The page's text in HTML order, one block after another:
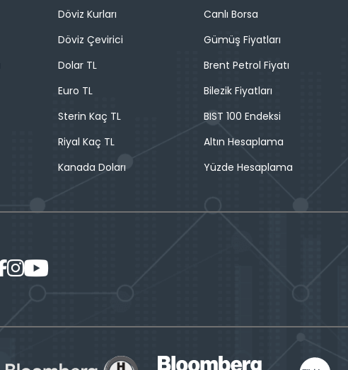
Döviz Kurları
Döviz Çevirici
Dolar TL
Euro TL
Sterin Kaç TL
Riyal Kaç TL
Kanada Doları
Canlı Borsa
Gümüş Fiyatları
Brent Petrol Fiyatı
Bilezik Fiyatları
BIST 100 Endeksi
Altın Hesaplama
Yüzde Hesaplama